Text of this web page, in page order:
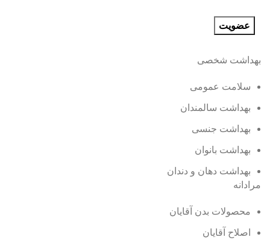
بهداشت شخصی
سلامت عمومی
بهداشت سالمندان
بهداشت جنسی
بهداشت بانوان
بهداشت دهان و دندان
مرادانه
محصولات بدن آقایان
اصلاح آقایان